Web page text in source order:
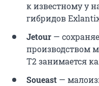
к известному у
гибридов
Jetour —
производством
T2 занимается
Soueast —